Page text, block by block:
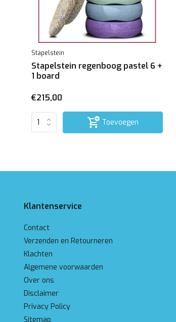
Stapelstein
Stapelstein regenboog pastel 6 +
1 board
€215,00
Toevoegen
Klantenservice
Contact
Verzenden en Retourneren
Klachten
Algemene voorwaarden
Over ons
Disclaimer
Privacy Policy
Sitemap